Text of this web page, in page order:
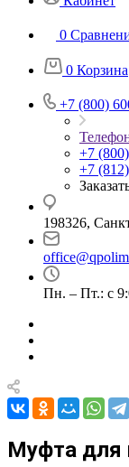
0
0 Корзина
+7 (800)
+7
+7
198326,
Пн. – Пт.: с
Муфта для